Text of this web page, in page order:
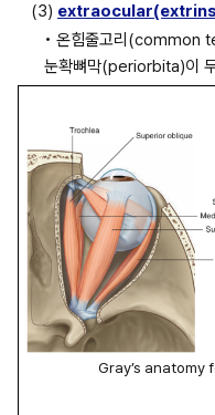
(3)
• 온힘줄고리(common
눈확뼈막(periorbita)이
Gray’s anatomy